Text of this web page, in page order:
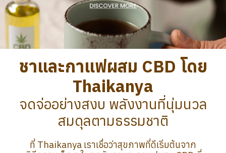
ชาและกาแฟผสม CBD โดย
Thaikanya
จดจ่ออย่างสงบ พลังงานที่นุ่มนวล
สมดุลตามธรรมชาติ
ที่ Thaikanya เราเชื่อว่าสุขภาพที่ดีเริ่มต้นจาก